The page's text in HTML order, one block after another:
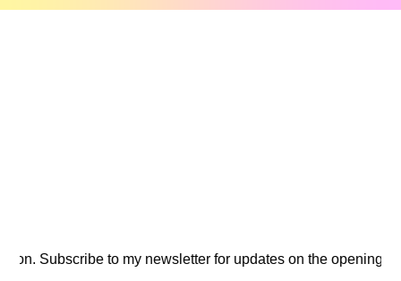
to my newsletter for updates on the opening